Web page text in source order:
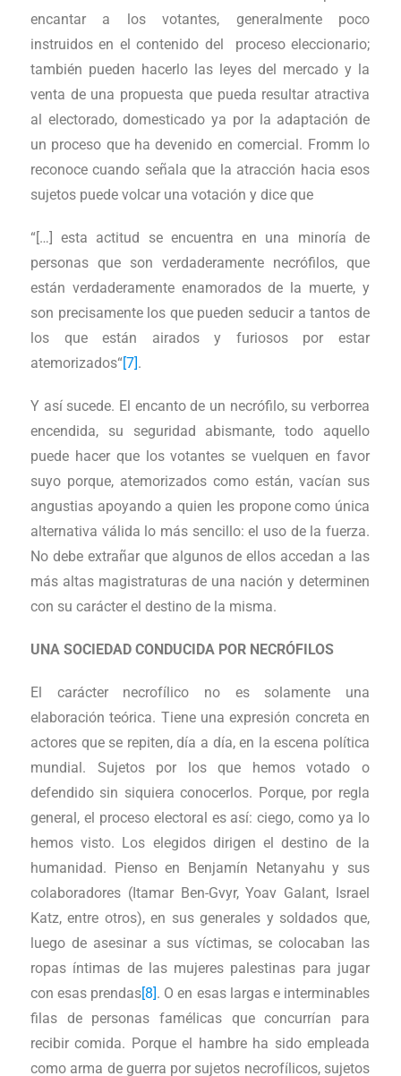
encantar a los votantes, generalmente poco
instruidos en el contenido del proceso eleccionario;
también pueden hacerlo las leyes del mercado y la
venta de una propuesta que pueda resultar atractiva
al electorado, domesticado ya por la adaptación de
un proceso que ha devenido en comercial. Fromm lo
reconoce cuando señala que la atracción hacia esos
sujetos puede volcar una votación y dice que
“[…] esta actitud se encuentra en una minoría de
personas que son verdaderamente necrófilos, que
están verdaderamente enamorados de la muerte, y
son precisamente los que pueden seducir a tantos de
los que están airados y furiosos por estar
atemorizados“[7].
Y así sucede. El encanto de un necrófilo, su verborrea
encendida, su seguridad abismante, todo aquello
puede hacer que los votantes se vuelquen en favor
suyo porque, atemorizados como están, vacían sus
angustias apoyando a quien les propone como única
alternativa válida lo más sencillo: el uso de la fuerza.
No debe extrañar que algunos de ellos accedan a las
más altas magistraturas de una nación y determinen
con su carácter el destino de la misma.
UNA SOCIEDAD CONDUCIDA POR NECRÓFILOS
El carácter necrofílico no es solamente una
elaboración teórica. Tiene una expresión concreta en
actores que se repiten, día a día, en la escena política
mundial. Sujetos por los que hemos votado o
defendido sin siquiera conocerlos. Porque, por regla
general, el proceso electoral es así: ciego, como ya lo
hemos visto. Los elegidos dirigen el destino de la
humanidad. Pienso en Benjamín Netanyahu y sus
colaboradores (Itamar Ben-Gvyr, Yoav Galant, Israel
Katz, entre otros), en sus generales y soldados que,
luego de asesinar a sus víctimas, se colocaban las
ropas íntimas de las mujeres palestinas para jugar
con esas prendas[8]. O en esas largas e interminables
filas de personas famélicas que concurrían para
recibir comida. Porque el hambre ha sido empleada
como arma de guerra por sujetos necrofílicos, sujetos